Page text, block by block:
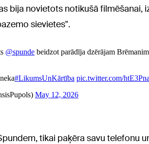
bija novietots notikušā filmēšanai,
sievietes".
tikai paķēra savu telefonu